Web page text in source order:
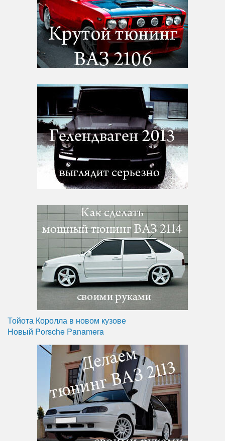
Тойота Королла в новом кузове
Новый Porsche Panamera